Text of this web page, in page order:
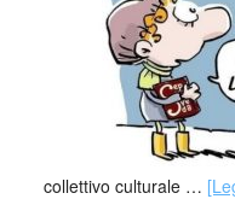
collettivo culturale …